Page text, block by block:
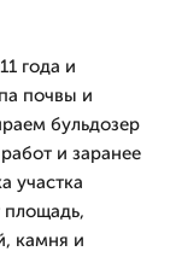
года и
почвы и
бульдозер
и заранее
участка
площадь,
камня и